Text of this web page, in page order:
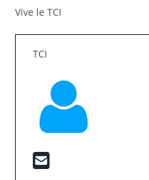
Vive le TCI
TCI